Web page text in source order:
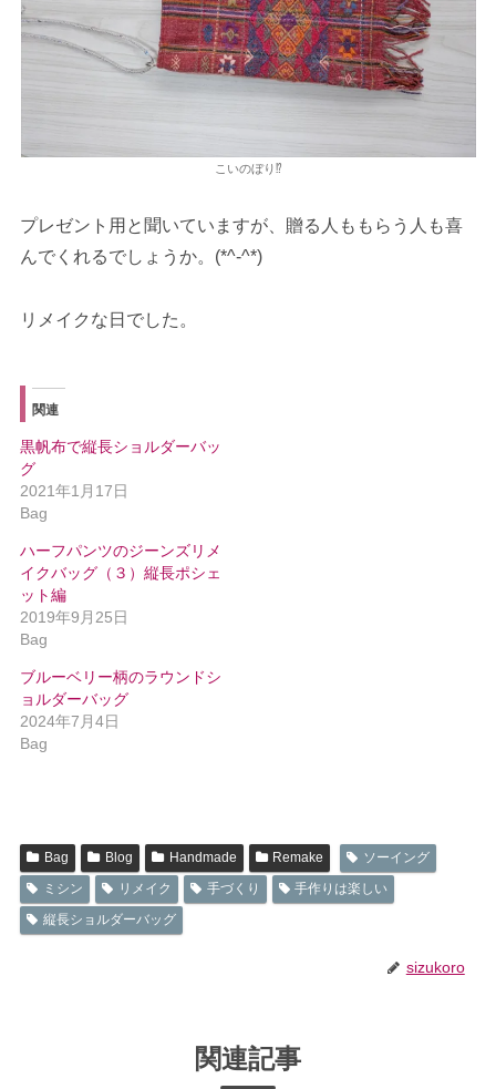
こいのぼり⁉
プレゼント用と聞いていますが、贈る人ももらう人も喜
んでくれるでしょうか。(*^-^*)
リメイクな日でした。
関連
黒帆布で縦長ショルダーバッ
グ
2021年1月17日
Bag
ハーフパンツのジーンズリメ
イクバッグ（３）縦長ポシェ
ット編
2019年9月25日
Bag
ブルーベリー柄のラウンドシ
ョルダーバッグ
2024年7月4日
Bag
Bag Blog Handmade Remake
ソーイング
ミシン
リメイク 手づくり
手作りは楽しい
縦長ショルダーバッグ
sizukoro
関連記事